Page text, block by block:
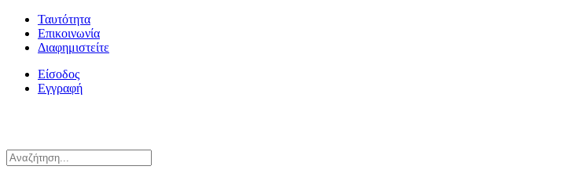
Ταυτότητα
Επικοινωνία
Διαφημιστείτε
Είσοδος
Εγγραφή